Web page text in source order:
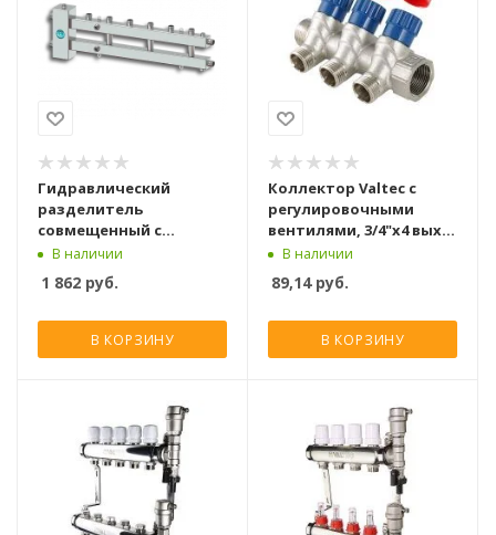
Гидравлический
разделитель
совмещенный с
коллектором Север М4
В наличии
1 862 руб.
В КОРЗИНУ
Коллектор Valtec с
регулировочными
вентилями, 3/4"х4 вых.
1/2" нар.
В наличии
89,14руб.
В КОРЗИНУ